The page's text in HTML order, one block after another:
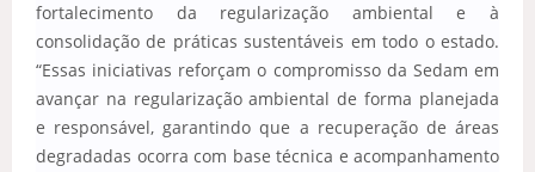
fortalecimento da regularização ambiental e à
consolidação de práticas sustentáveis em todo o estado.
“Essas iniciativas reforçam o compromisso da Sedam em
avançar na regularização ambiental de forma planejada
e responsável, garantindo que a recuperação de áreas
degradadas ocorra com base técnica e acompanhamento